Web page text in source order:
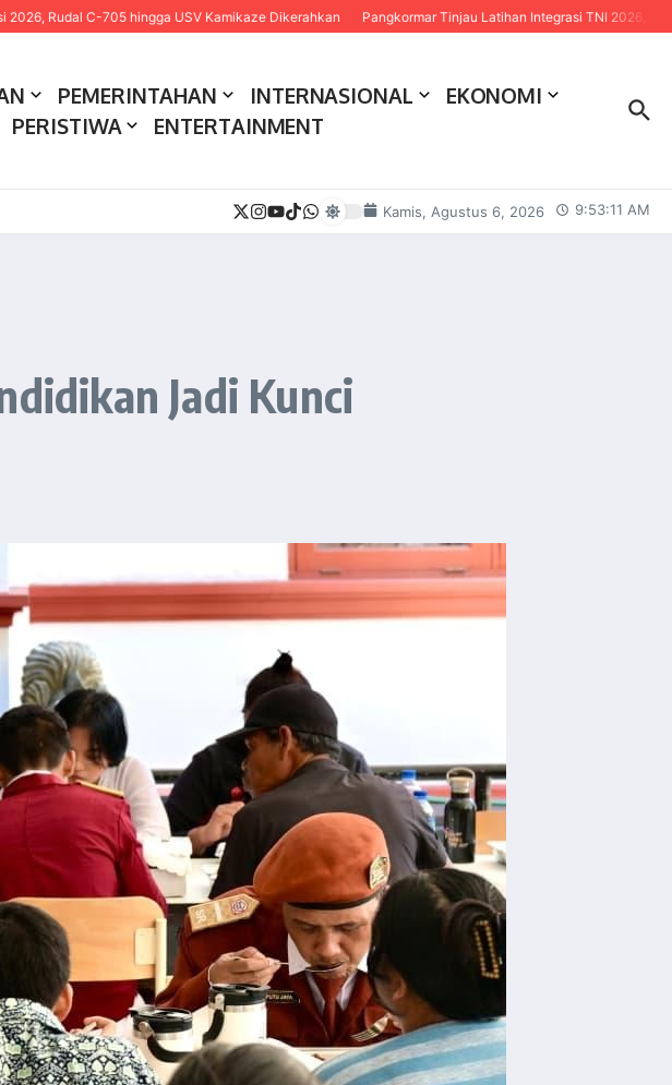
C-705 hingga USV Kamikaze Dikerahkan Pangkormar Tinjau Latihan Integrasi TNI 2026, Tekankan
PEMERINTAHAN INTERNASIONAL
EKONOMI
PERISTIWA ENTERTAINMENT
Kamis, Agustus 6, 2026 9:53:12 AM
Jadi Kunci